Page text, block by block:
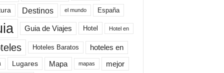
Destinos el mundo España
Guia de Viajes Hotel Hotel en
Hoteles Baratos hoteles en
Lugares Mapa mapas mejor